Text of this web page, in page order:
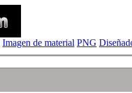
Imagen de material PNG